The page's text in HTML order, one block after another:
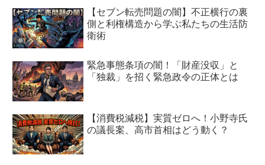
【セブン転売問題の闇】不正横行の裏
側と利権構造から学ぶ私たちの生活防
衛術
緊急事態条項の闇！「財産没収」と
「独裁」を招く緊急政令の正体とは
【消費税減税】実質ゼロへ！小野寺氏
の議長案、高市首相はどう動く？